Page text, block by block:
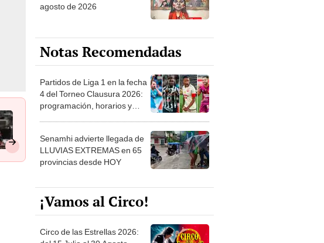
agosto de 2026
Notas Recomendadas
Partidos de Liga 1 en la fecha
4 del Torneo Clausura 2026:
programación, horarios y
Senamhi advierte llegada de
LLUVIAS EXTREMAS en 65
provincias desde HOY
¡Vamos al Circo!
Circo de las Estrellas 2026: